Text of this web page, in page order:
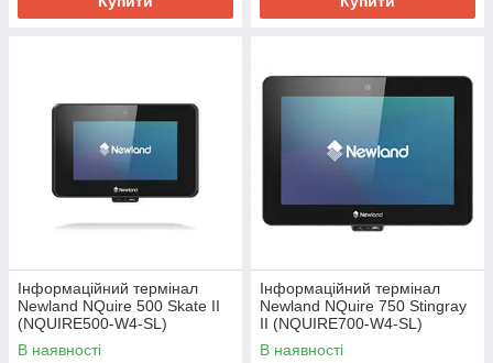
Інформаційний термінал
Newland NQuire 500 Skate II
(NQUIRE500-W4-SL)
В наявності
Інформаційний термінал
Newland NQuire 750 Stingray
II (NQUIRE700-W4-SL)
В наявності